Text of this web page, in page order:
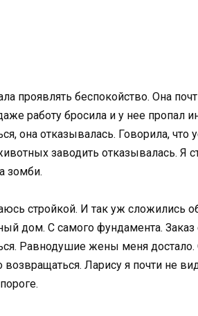
проявлять беспокойство. Она
работу бросила и у нее пропал
она отказывалась. Говорила, что
заводить отказывалась. Я
зомби.
стройкой. И так уж сложились
дом. С самого фундамента.
Равнодушие жены меня
возвращаться. Ларису я почти не